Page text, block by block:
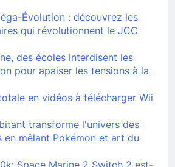
Évolution : découvrez les
qui révolutionnent le JCC
des écoles interdisent les
pour apaiser les tensions à la
en vidéos à télécharger Wii
transforme l'univers des
en mêlant Pokémon et art du
Space Marine 2 Switch 2 est-